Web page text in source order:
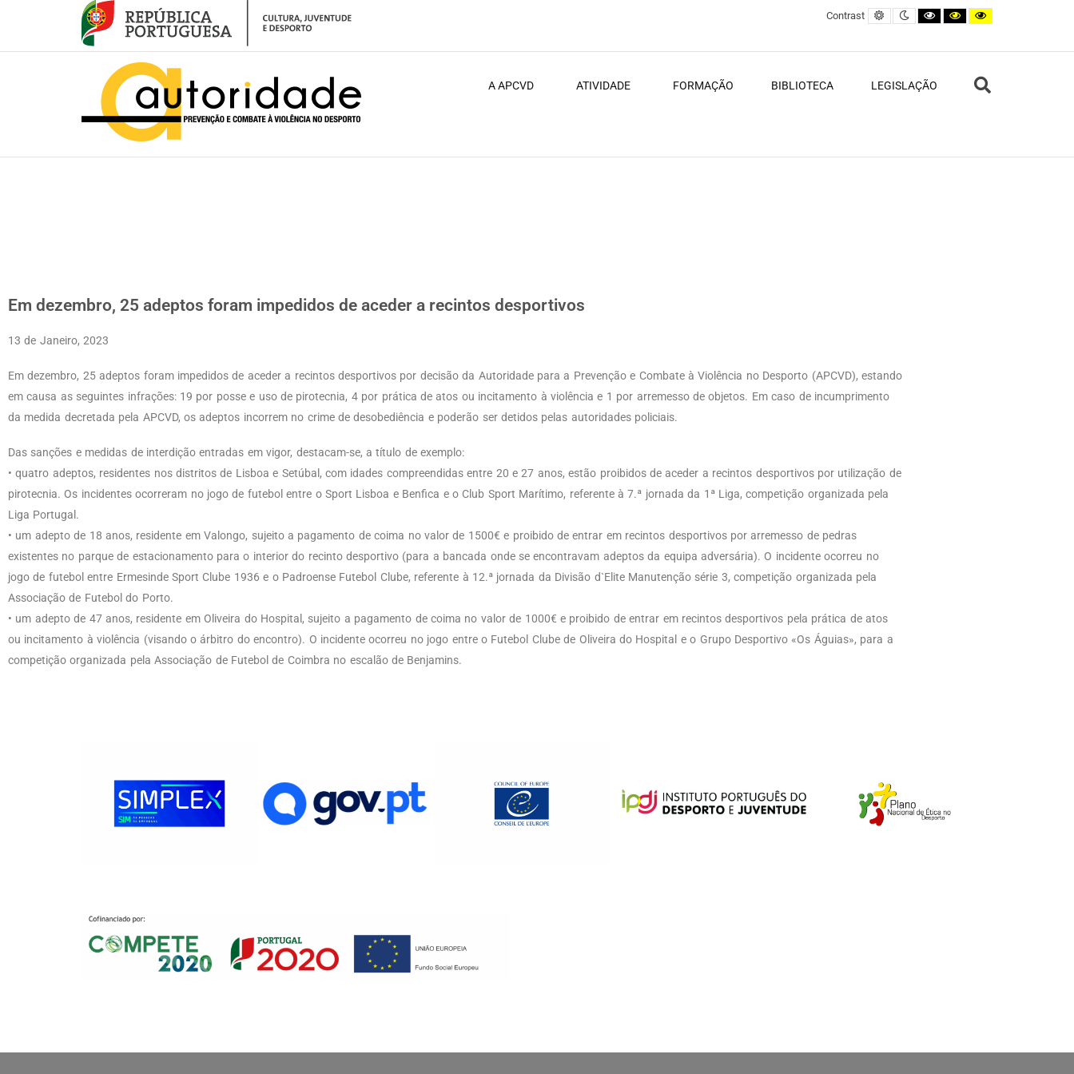
Contrast Default contrast
Night contrast
Black and White contrast
Black and Yellow
Yellow and Black
A APCVD ATIVIDADE FORMAÇÃO BIBLIOTECA LEGISLAÇÃO
Em dezembro, 25 adeptos foram impedidos de aceder a recintos desportivos
13 de Janeiro, 2023
Em dezembro, 25 adeptos foram impedidos de aceder a recintos desportivos por decisão da Autoridade para a Prevenção e Combate à Violência no Desporto (APCVD), estando
em causa as seguintes infrações: 19 por posse e uso de pirotecnia, 4 por prática de atos ou incitamento à violência e 1 por arremesso de objetos. Em caso de incumprimento
da medida decretada pela APCVD, os adeptos incorrem no crime de desobediência e poderão ser detidos pelas autoridades policiais.
Das sanções e medidas de interdição entradas em vigor, destacam-se, a título de exemplo:
• quatro adeptos, residentes nos distritos de Lisboa e Setúbal, com idades compreendidas entre 20 e 27 anos, estão proibidos de aceder a recintos desportivos por utilização de
pirotecnia. Os incidentes ocorreram no jogo de futebol entre o Sport Lisboa e Benfica e o Club Sport Marítimo, referente à 7.ª jornada da 1ª Liga, competição organizada pela
Liga Portugal.
• um adepto de 18 anos, residente em Valongo, sujeito a pagamento de coima no valor de 1500€ e proibido de entrar em recintos desportivos por arremesso de pedras
existentes no parque de estacionamento para o interior do recinto desportivo (para a bancada onde se encontravam adeptos da equipa adversária). O incidente ocorreu no
jogo de futebol entre Ermesinde Sport Clube 1936 e o Padroense Futebol Clube, referente à 12.ª jornada da Divisão d`Elite Manutenção série 3, competição organizada pela
Associação de Futebol do Porto.
• um adepto de 47 anos, residente em Oliveira do Hospital, sujeito a pagamento de coima no valor de 1000€ e proibido de entrar em recintos desportivos pela prática de atos
ou incitamento à violência (visando o árbitro do encontro). O incidente ocorreu no jogo entre o Futebol Clube de Oliveira do Hospital e o Grupo Desportivo «Os Águias», para a
competição organizada pela Associação de Futebol de Coimbra no escalão de Benjamins.